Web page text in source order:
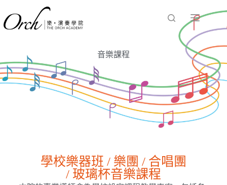
音樂課程
學校樂器班 / 樂團 / 合唱團
/ 玻璃杯音樂課程